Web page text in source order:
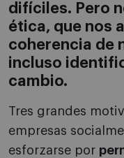
difíciles. Pero
ética, que nos
coherencia de
incluso
cambio.
Tres grandes
empresas
esforzarse por